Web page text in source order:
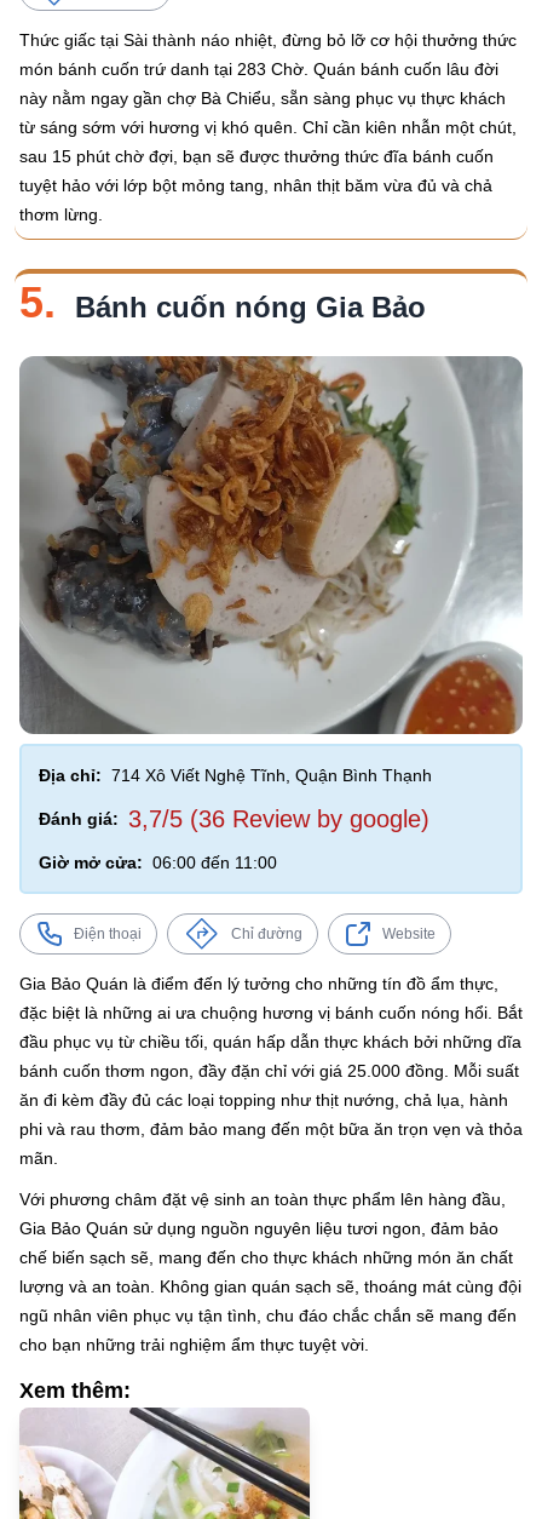
Thức giấc tại Sài thành náo nhiệt, đừng bỏ lỡ cơ hội thưởng thức
món bánh cuốn trứ danh tại 283 Chờ. Quán bánh cuốn lâu đời
này nằm ngay gần chợ Bà Chiểu, sẵn sàng phục vụ thực khách
từ sáng sớm với hương vị khó quên. Chỉ cần kiên nhẫn một chút,
sau 15 phút chờ đợi, bạn sẽ được thưởng thức đĩa bánh cuốn
tuyệt hảo với lớp bột mỏng tang, nhân thịt băm vừa đủ và chả
thơm lừng.
5. Bánh cuốn nóng Gia Bảo
Địa chỉ: 714 Xô Viết Nghệ Tĩnh, Quận Bình Thạnh
Đánh giá: 3,7/5 (36 Review by google)
Giờ mở cửa: 06:00 đến 11:00
Điện thoại Chỉ đường Website
Gia Bảo Quán là điểm đến lý tưởng cho những tín đồ ẩm thực,
đặc biệt là những ai ưa chuộng hương vị bánh cuốn nóng hổi. Bắt
đầu phục vụ từ chiều tối, quán hấp dẫn thực khách bởi những dĩa
bánh cuốn thơm ngon, đầy đặn chỉ với giá 25.000 đồng. Mỗi suất
ăn đi kèm đầy đủ các loại topping như thịt nướng, chả lụa, hành
phi và rau thơm, đảm bảo mang đến một bữa ăn trọn vẹn và thỏa
mãn.
Với phương châm đặt vệ sinh an toàn thực phẩm lên hàng đầu,
Gia Bảo Quán sử dụng nguồn nguyên liệu tươi ngon, đảm bảo
chế biến sạch sẽ, mang đến cho thực khách những món ăn chất
lượng và an toàn. Không gian quán sạch sẽ, thoáng mát cùng đội
ngũ nhân viên phục vụ tận tình, chu đáo chắc chắn sẽ mang đến
cho bạn những trải nghiệm ẩm thực tuyệt vời.
Xem thêm: